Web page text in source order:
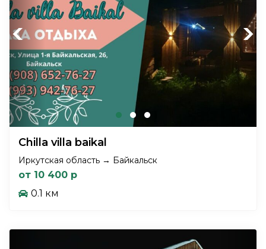
Previous Next
Chilla villa baikal
Иркутская область → Байкальск
от 10 400 р
0.1 км